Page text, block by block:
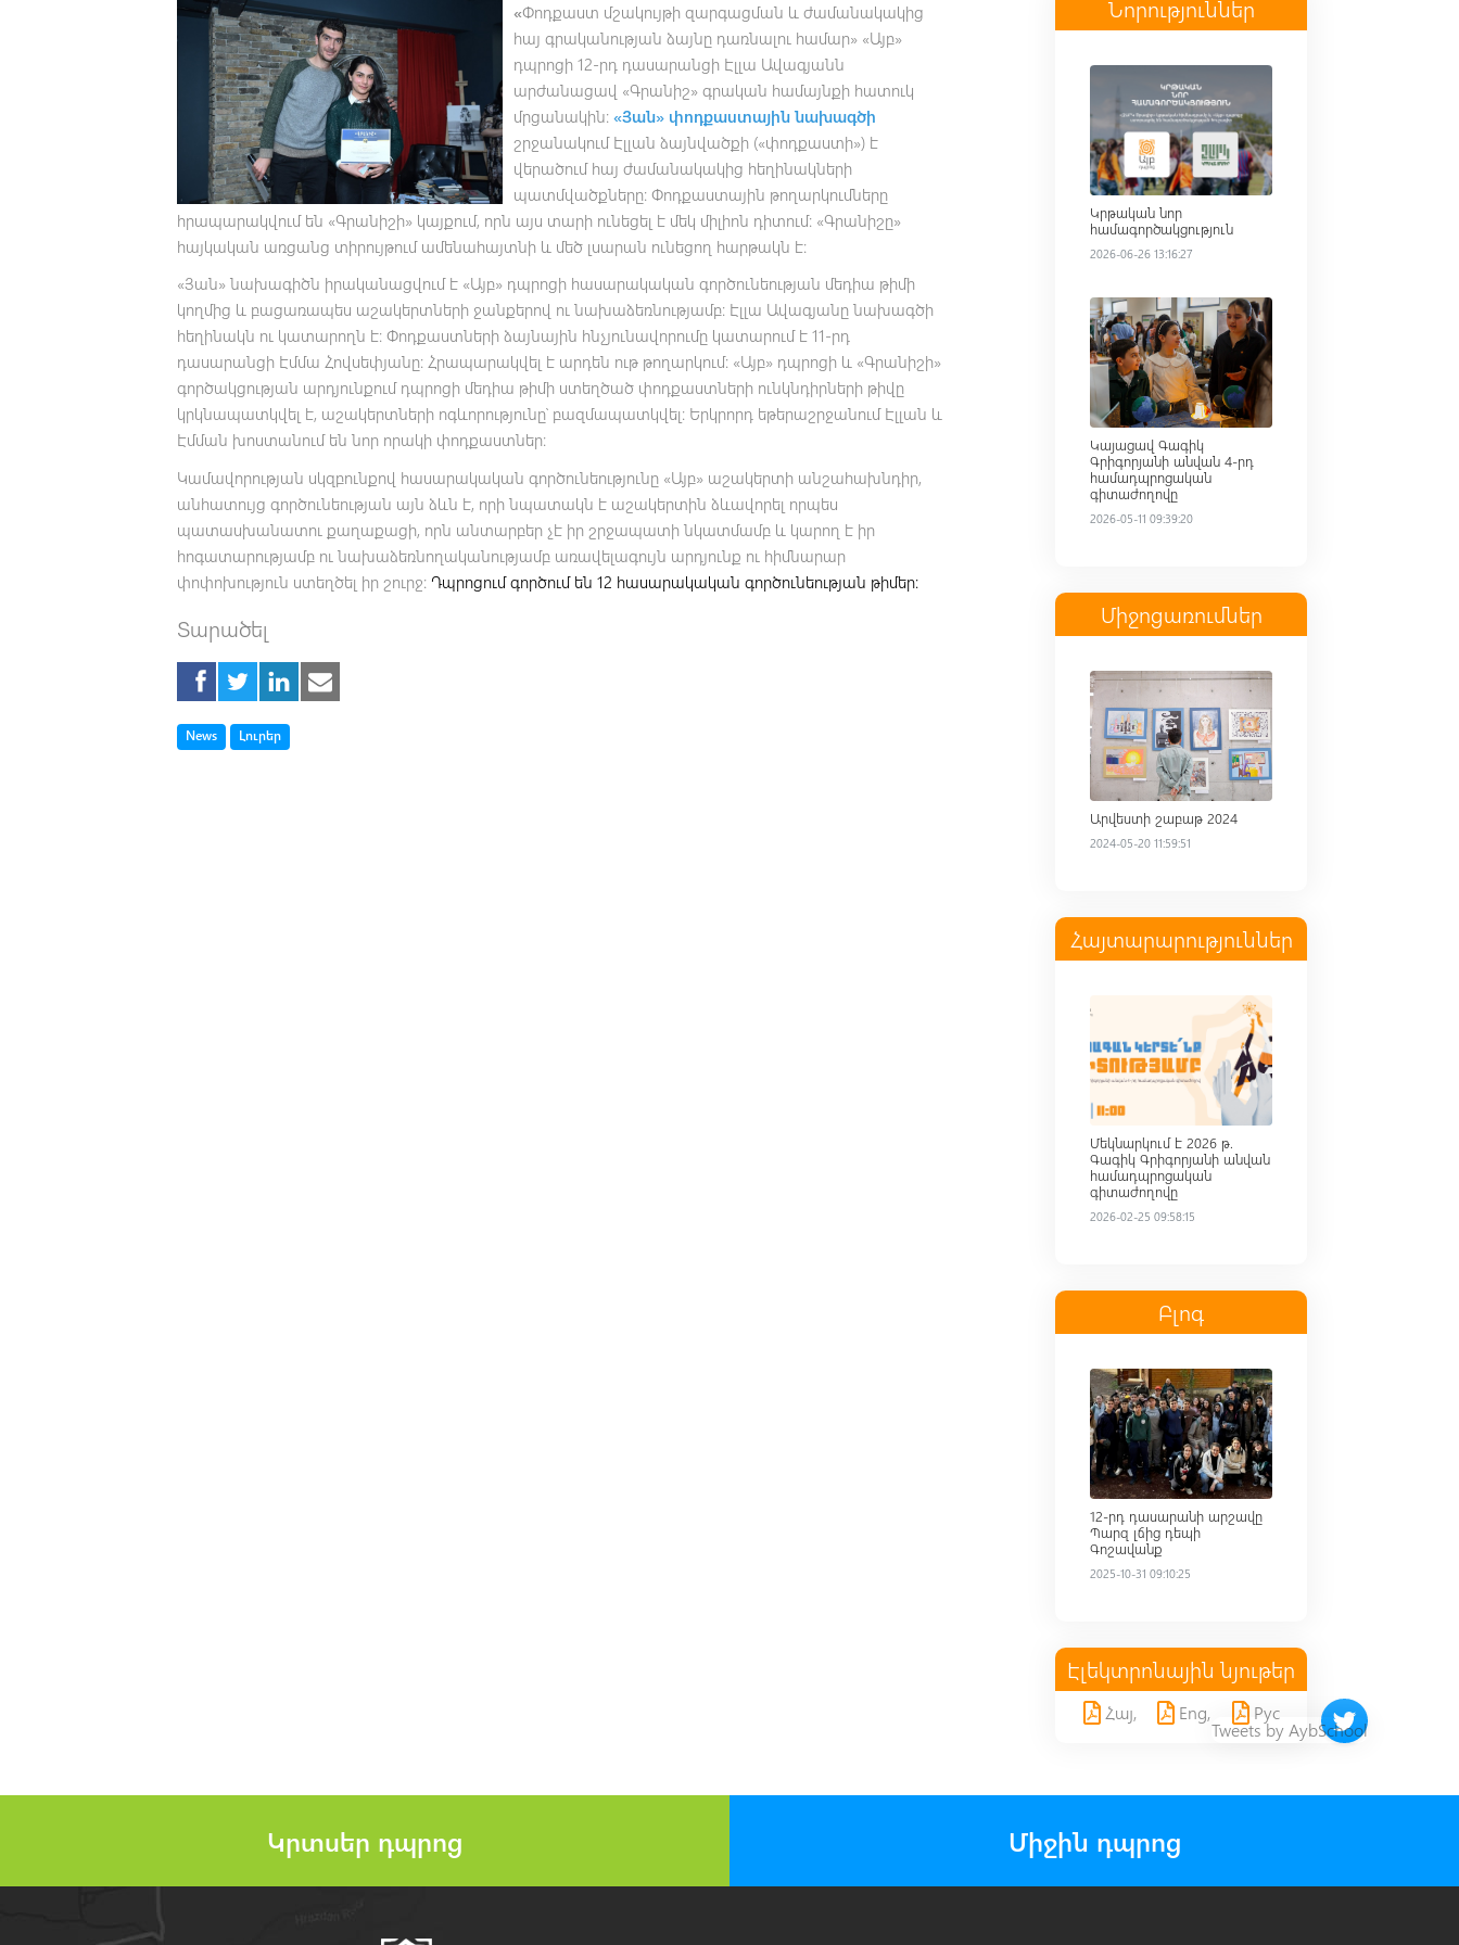
«Փոդքաստ մշակույթի զարգացման և ժամանակակից
հայ գրականության ձայնը դառնալու համար» «Այբ»
դպրոցի 12-րդ դասարանցի Էլլա Ավագյանն
արժանացավ «Գրանիշ» գրական համայնքի հատուկ
մրցանակին։ «Յան» փոդքաստային նախագծի
շրջանակում Էլլան ձայնվածքի («փոդքաստի») է
վերածում հայ ժամանակակից հեղինակների
պատմվածքները։ Փոդքաստային թողարկումները
հրապարակվում են «Գրանիշի» կայքում, որն այս տարի ունեցել է մեկ միլիոն դիտում։ «Գրանիշը»
հայկական առցանց տիրույթում ամենահայտնի և մեծ լսարան ունեցող հարթակն է։
«Յան» նախագիծն իրականացվում է «Այբ» դպրոցի հասարակական գործունեության մեդիա թիմի
կողմից և բացառապես աշակերտների ջանքերով ու նախաձեռնությամբ։ Էլլա Ավագյանը նախագծի
հեղինակն ու կատարողն է։ Փոդքաստների ձայնային հնչյունավորումը կատարում է 11-րդ
դասարանցի Էմմա Հովսեփյանը։ Հրապարակվել է արդեն ութ թողարկում։ «Այբ» դպրոցի և «Գրանիշի»
գործակցության արդյունքում դպրոցի մեդիա թիմի ստեղծած փոդքաստների ունկնդիրների թիվը
կրկնապատկվել է, աշակերտների ոգևորությունը՝ բազմապատկվել։ Երկրորդ եթերաշրջանում Էլլան և
Էմման խոստանում են նոր որակի փոդքաստներ։
Կամավորության սկզբունքով հասարակական գործունեությունը «Այբ» աշակերտի անշահախնդիր,
անհատույց գործունեության այն ձևն է, որի նպատակն է աշակերտին ձևավորել որպես
պատասխանատու քաղաքացի, որն անտարբեր չէ իր շրջապատի նկատմամբ և կարող է իր
հոգատարությամբ ու նախաձեռնողականությամբ առավելագույն արդյունք ու հիմնարար
փոփոխություն ստեղծել իր շուրջ: Դպրոցում գործում են 12 հասարակական գործունեության թիմեր։
Տարածել
TagNews TagԼուրեր
Նորություններ
Կրթական նոր
համագործակցություն
2026-06-26 13:16:27
Read more
Կայացավ Գագիկ
Գրիգորյանի անվան 4-րդ
համադպրոցական
գիտաժողովը
2026-05-11 09:39:20
Միջոցառումներ
Read more
Արվեստի շաբաթ 2024
2024-05-20 11:59:51
Հայտարարություններ
Read more
Մեկնարկում է 2026 թ.
Գագիկ Գրիգորյանի անվան
համադպրոցական
գիտաժողովը
2026-02-25 09:58:15
Բլոգ
Read more
12-րդ դասարանի արշավը
Պարզ լճից դեպի
Գոշավանք
2025-10-31 09:10:25
Էլեկտրոնային նյութեր
Հայ, Eng, Рус Twitter timeline
Tweets by AybSchool
Կրտսեր դպրոց Միջին դպրոց